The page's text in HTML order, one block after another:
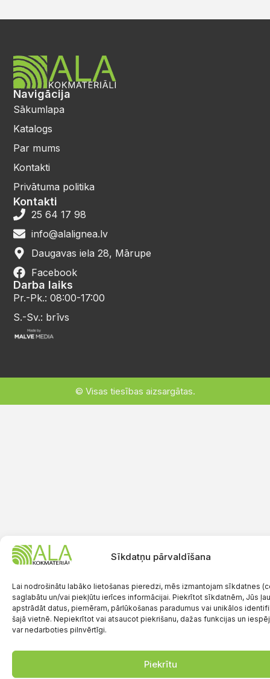
Sīkdatņu pārvaldīšana
Lai nodrošinātu labāko lietošanas pieredzi, mēs izmantojam sīkdatnes
saglabātu un/vai piekļūtu ierīces informācijai. Piekrītot sīkdatnēm, Jūs
apstrādāt datus, piemēram, pārlūkošanas paradumus vai unikālos
šajā vietnē. Nepiekrītot vai atsaucot piekrišanu, dažas funkcijas un
var nedarboties pilnvērtīgi.
Piekrītu
Navigācija
Sākumlapa
Katalogs
Par mums
Kontakti
Privātuma politika
Kontakti
25 64 17 98
info@alalignea.lv
Daugavas iela 28, Mārupe
Facebook
Darba laiks
Pr.-Pk.: 08:00-17:00
S.-Sv.: brīvs
© Visas tiesības aizsargātas.